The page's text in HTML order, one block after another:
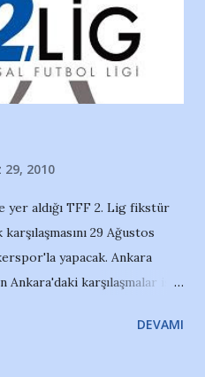
2010
yer aldığı TFF 2. Lig fikstür
29 Ağustos
yapacak. Ankara
Ankara'daki karşılaşmalar ise
- K.Toklu
DEVAMI